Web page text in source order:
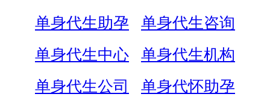
单身代生助孕
单身代生咨询
单身代生中心
单身代生机构
单身代生公司
单身代怀助孕